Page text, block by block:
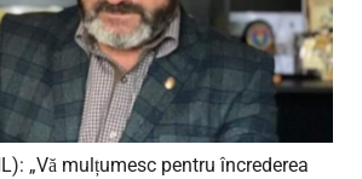
„Vă mulțumesc pentru încrederea